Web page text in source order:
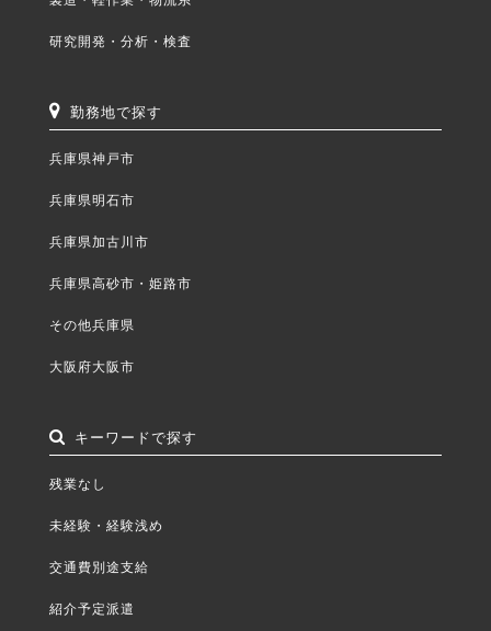
研究開発・分析・検査
勤務地で探す
兵庫県神戸市
兵庫県明石市
兵庫県加古川市
兵庫県高砂市・姫路市
その他兵庫県
大阪府大阪市
キーワードで探す
残業なし
未経験・経験浅め
交通費別途支給
紹介予定派遣